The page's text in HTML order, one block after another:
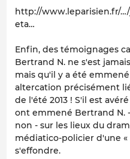
http://www.leparisien.fr/
eta…
Enfin, des témoignages
Bertrand N. ne s'est
mais qu'il y a été
altercation précisément
de l'été 2013 ! S'il est
ont emmené Bertrand N.
non - sur les lieux du
médiatico-policier d'une
s'effondre.